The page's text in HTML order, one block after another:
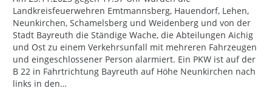
Landkreisfeuerwehren Emtmannsberg, Hauendorf, Lehen,
Neunkirchen, Schamelsberg und Weidenberg und von der
Stadt Bayreuth die Ständige Wache, die Abteilungen Aichig
und Ost zu einem Verkehrsunfall mit mehreren Fahrzeugen
und eingeschlossener Person alarmiert. Ein PKW ist auf der
B 22 in Fahrtrichtung Bayreuth auf Höhe Neunkirchen nach
links in den…